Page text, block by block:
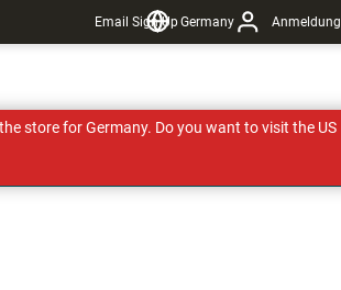
Email Sign UpGermany Anmeldung
store for Germany. Do you want to visit the US